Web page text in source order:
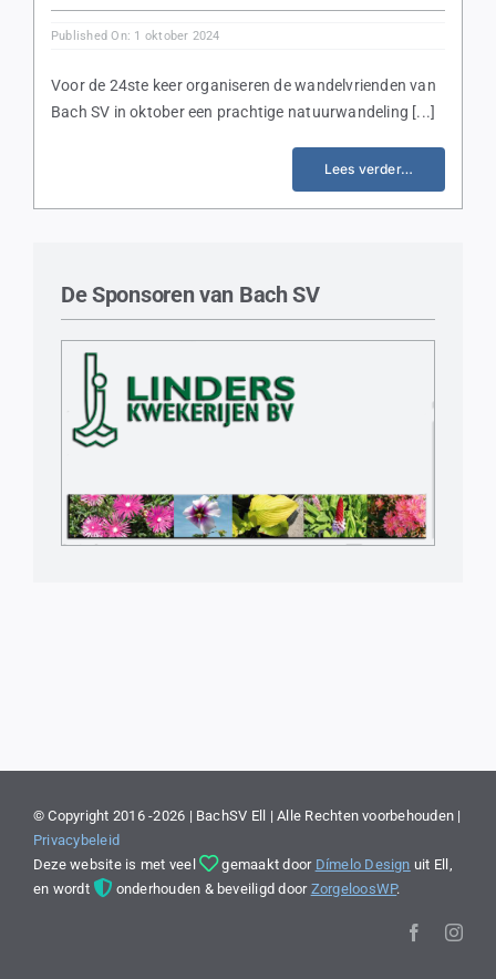
Published On: 1 oktober 2024
Voor de 24ste keer organiseren de wandelvrienden van
Bach SV in oktober een prachtige natuurwandeling [...]
Lees verder…
De Sponsoren van Bach SV
© Copyright 2016 -2026 | BachSV Ell | Alle Rechten voorbehouden |
Privacybeleid
Deze website is met veel
gemaakt door Dímelo Design uit Ell,
en wordt
onderhouden & beveiligd door ZorgeloosWP.